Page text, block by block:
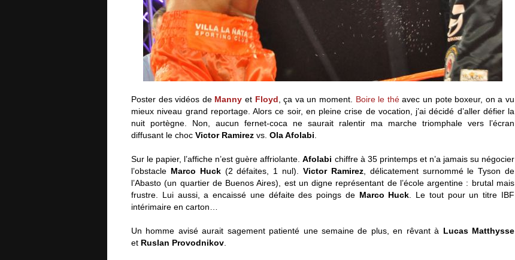
Poster des vidéos de Manny et Floyd , ça va un moment. Boire le théavec un pote boxeur, on a vu
mieux niveau grand reportage. Alors ce soir, en pleine crise de vocation, j’ai décidé d’aller défier la
nuit portègne. Non, aucun fernet-coca ne saurait ralentir ma marche triomphale vers l’écran
diffusant le choc Victor Ramirez vs. Ola Afolabi
Sur le papier, l’affiche n’est guère affriolante.Afolabi chiffre à 35 printemps et n’a jamais su négocier
l’obstacle Marco Huck(2 défaites, 1 nul). Victor Ramirez, délicatement surnommé le Tyson de
l’Abasto (un quartier de Buenos Aires), est un digne représentant de l’école argentine : brutal mais
frustre. Lui aussi, a encaissé une défaite des poings de Marco Huck . Le tout pour un titre IBF
intérimaire en carton…
Un homme avisé aurait sagement patienté une semaine de plus, en rêvant à Lucas Matthysse
et Ruslan Provodnikov